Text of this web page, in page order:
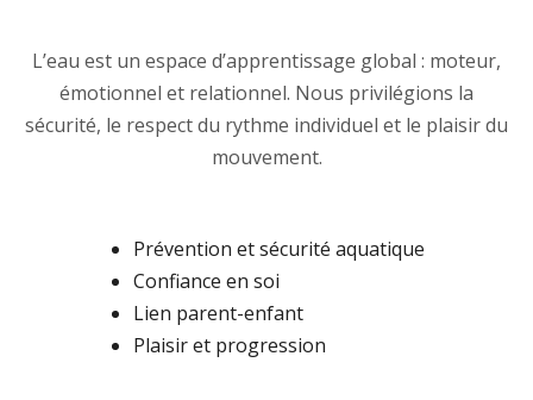
L’eau est un espace d’apprentissage global : moteur,
émotionnel et relationnel. Nous privilégions la
sécurité, le respect du rythme individuel et le plaisir du
mouvement.
Prévention et sécurité aquatique
Confiance en soi
Lien parent-enfant
Plaisir et progression